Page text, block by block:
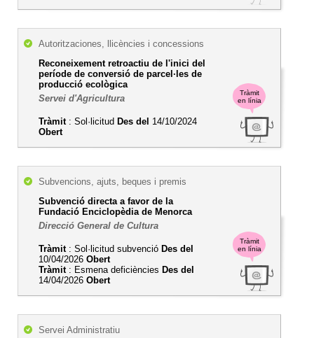
Tràmit
en línia
Autoritzaciones, llicències i concessions
Reconeixement retroactiu de l'inici del
període de conversió de parcel·les de
producció ecològica
Servei d'Agricultura
Tràmit: Sol·licitud Des del 14/10/2024
Obert
Tràmit
en línia
Subvencions, ajuts, beques i premis
Subvenció directa a favor de la
Fundació Enciclopèdia de Menorca
Direcció General de Cultura
Tràmit: Sol·licitud subvenció Des del
10/04/2026 Obert
Tràmit: Esmena deficiències Des del
14/04/2026 Obert
Servei Administratiu